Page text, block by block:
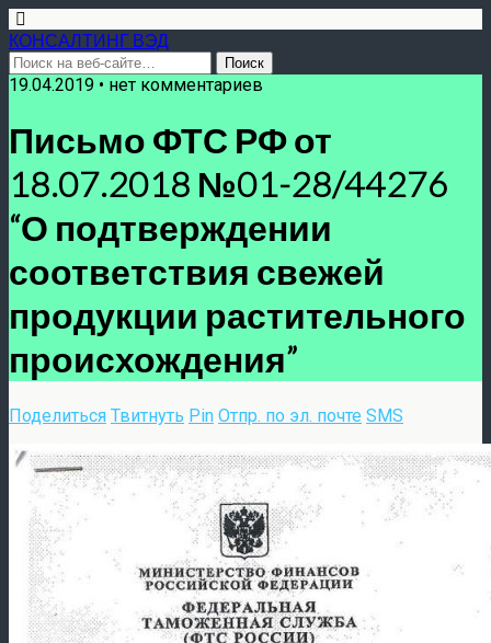
КОНСАЛТИНГ ВЭД
19.04.2019 • нет комментариев
Письмо ФТС РФ от
18.07.2018 №01-28/44276
“О подтверждении
соответствия свежей
продукции растительного
происхождения”
Поделиться Твитнуть Pin Отпр. по эл. почте SMS